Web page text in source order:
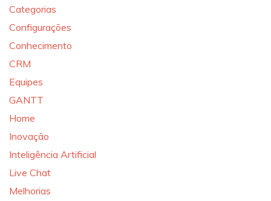
Categorias
Configurações
Conhecimento
CRM
Equipes
GANTT
Home
Inovação
Inteligência Artificial
Live Chat
Melhorias